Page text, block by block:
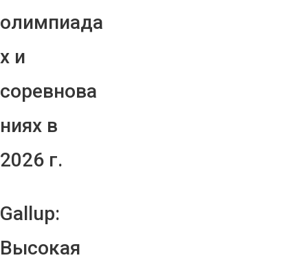
олимпиада
х и
соревнова
ниях в
2026 г.
Gallup:
Высокая